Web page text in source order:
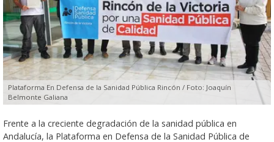
Plataforma En Defensa de la Sanidad Pública Rincón / Foto: Joaquín
Belmonte Galiana
Frente a la creciente degradación de la sanidad pública en
Andalucía, la Plataforma en Defensa de la Sanidad Pública de